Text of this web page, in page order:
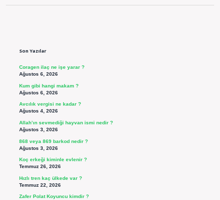
Son Yazılar
Coragen ilaç ne işe yarar ?
Ağustos 6, 2026
Kum gibi hangi makam ?
Ağustos 6, 2026
Avcılık vergisi ne kadar ?
Ağustos 4, 2026
Allah’ın sevmediği hayvan ismi nedir ?
Ağustos 3, 2026
868 veya 869 barkod nedir ?
Ağustos 3, 2026
Koç erkeği kiminle evlenir ?
Temmuz 26, 2026
Hızlı tren kaç ülkede var ?
Temmuz 22, 2026
Zafer Polat Koyuncu kimdir ?